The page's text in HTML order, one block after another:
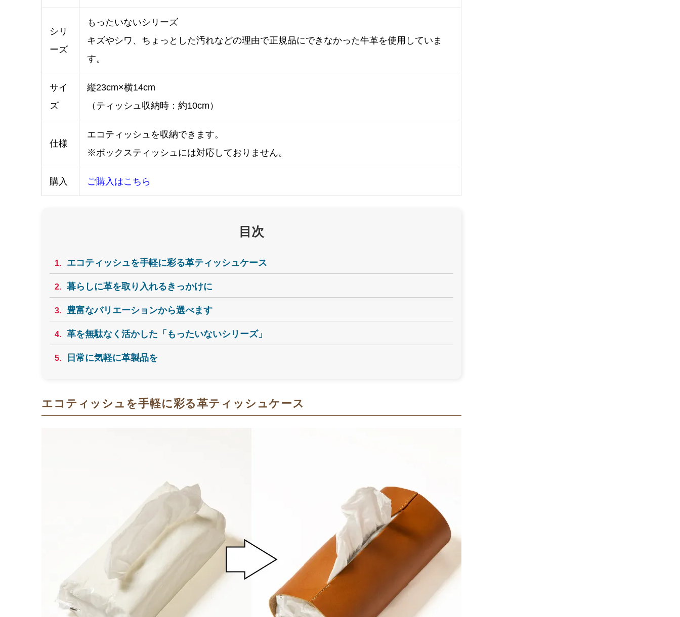
シリ
ーズ
もったいないシリーズ
キズやシワ、ちょっとした汚れなどの理由で正規品にできなかった牛革を使用していま
す。
サイ
ズ
縦23cm×横14cm
（ティッシュ収納時：約10cm）
仕様
エコティッシュを収納できます。
※ボックスティッシュには対応しておりません。
購入 ご購入はこちら
目次
1. エコティッシュを手軽に彩る革ティッシュケース
2. 暮らしに革を取り入れるきっかけに
3. 豊富なバリエーションから選べます
4. 革を無駄なく活かした「もったいないシリーズ」
5. 日常に気軽に革製品を
エコティッシュを手軽に彩る革ティッシュケース